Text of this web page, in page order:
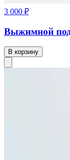
3 000 ₽
Выжимной
В корзину